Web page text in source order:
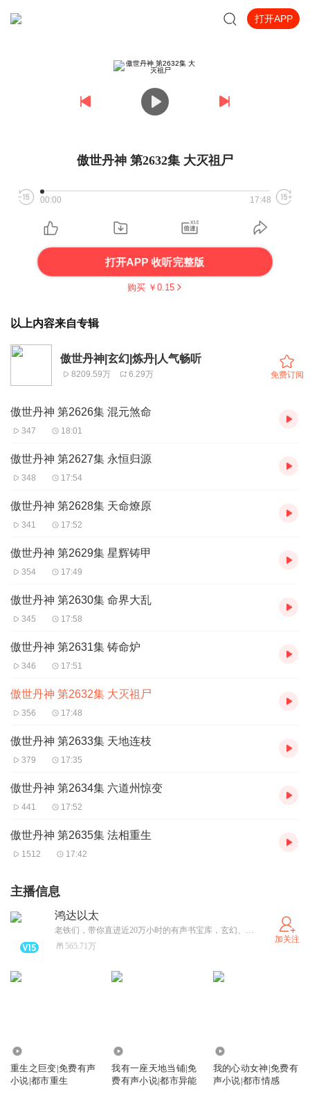
打开APP
傲世丹神 第2632集 大灭祖尸
00:00 17:48
打开APP 收听完整版
购买 ￥ 0.15
以上内容来自专辑
傲世丹神|玄幻|炼丹|人气畅听
8209.59万 6.29万 免费订阅
傲世丹神 第2626集 混元煞命
347 18:01
傲世丹神 第2627集 永恒归源
348 17:54
傲世丹神 第2628集 天命燎原
341 17:52
傲世丹神 第2629集 星辉铸甲
354 17:49
傲世丹神 第2630集 命界大乱
345 17:58
傲世丹神 第2631集 铸命炉
346 17:51
傲世丹神 第2632集 大灭祖尸
356 17:48
傲世丹神 第2633集 天地连枝
379 17:35
傲世丹神 第2634集 六道州惊变
441 17:52
傲世丹神 第2635集 法相重生
1512 17:42
主播信息
鸿达以太
老铁们，带你直进近20万小时的有声书宝库，玄幻、都市、历史、悬疑、言情、出版，应有尽有！
565.71万
加关注
重生之巨变|免费有声
小说|都市重生
我有一座天地当铺|免
费有声小说|都市异能
我的心动女神|免费有
声小说|都市情感